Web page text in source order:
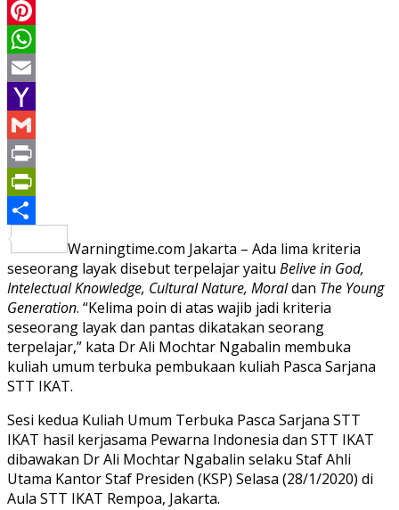
LinkedIn
Pinterest
WhatsApp
Email
Yahoo
Mail
Gmail
Print
PrintFriendly
Share
Warningtime.com Jakarta – Ada lima kriteria
seseorang layak disebut terpelajar yaitu Belive in God,
Intelectual Knowledge, Cultural Nature, Moraldan The Young
Generation. “Kelima poin di atas wajib jadi kriteria
seseorang layak dan pantas dikatakan seorang
terpelajar,” kata Dr Ali Mochtar Ngabalin membuka
kuliah umum terbuka pembukaan kuliah Pasca Sarjana
STT IKAT.
Sesi kedua Kuliah Umum Terbuka Pasca Sarjana STT
IKAT hasil kerjasama Pewarna Indonesia dan STT IKAT
dibawakan Dr Ali Mochtar Ngabalin selaku Staf Ahli
Utama Kantor Staf Presiden (KSP) Selasa (28/1/2020) di
Aula STT IKAT Rempoa, Jakarta.